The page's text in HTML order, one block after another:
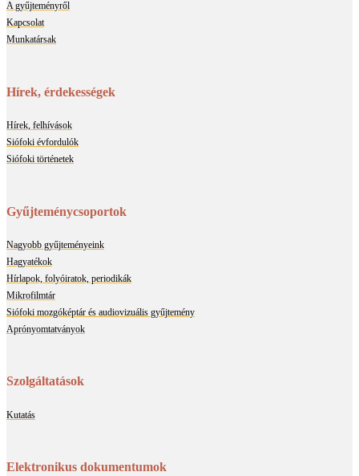
A gyűjteményről
Kapcsolat
Munkatársak
Hírek, érdekességek
Hírek, felhívások
Siófoki évfordulók
Siófoki történetek
Gyűjteménycsoportok
Nagyobb gyűjteményeink
Hagyatékok
Hírlapok, folyóiratok, periodikák
Mikrofilmtár
Siófoki mozgóképtár és audiovizuális gyűjtemény
Aprónyomtatványok
Szolgáltatások
Kutatás
Elektronikus dokumentumok